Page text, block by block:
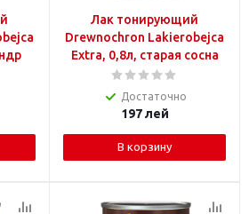
Лак тонирующий
Drewnochron Lakierobejca
Extra, 0,8л, старая сосна
Достаточно
197лей
В корзину